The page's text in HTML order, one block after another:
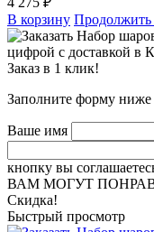
В корзину Продолжить
Заказ в 1 клик!
Заполните форму
Ваше имя
кнопку вы
ВАМ МОГУТ
Скидка!
Быстрый просмотр